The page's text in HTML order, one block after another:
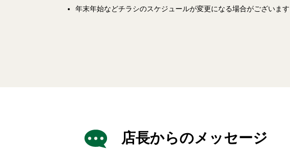
年末年始などチラシのスケジュールが変更になる場合がございま
店長からのメッセージ